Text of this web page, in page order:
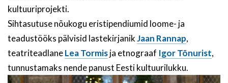
kultuuriprojekti.
Sihtasutuse nõukogu eristipendiumid loome- ja
teadustööks pälvisid lastekirjanikJaan Rannap,
teatriteadlaneLea Tormisja etnograaf Igor Tõnurist,
tunnustamaks nende panust Eesti kultuurilukku.